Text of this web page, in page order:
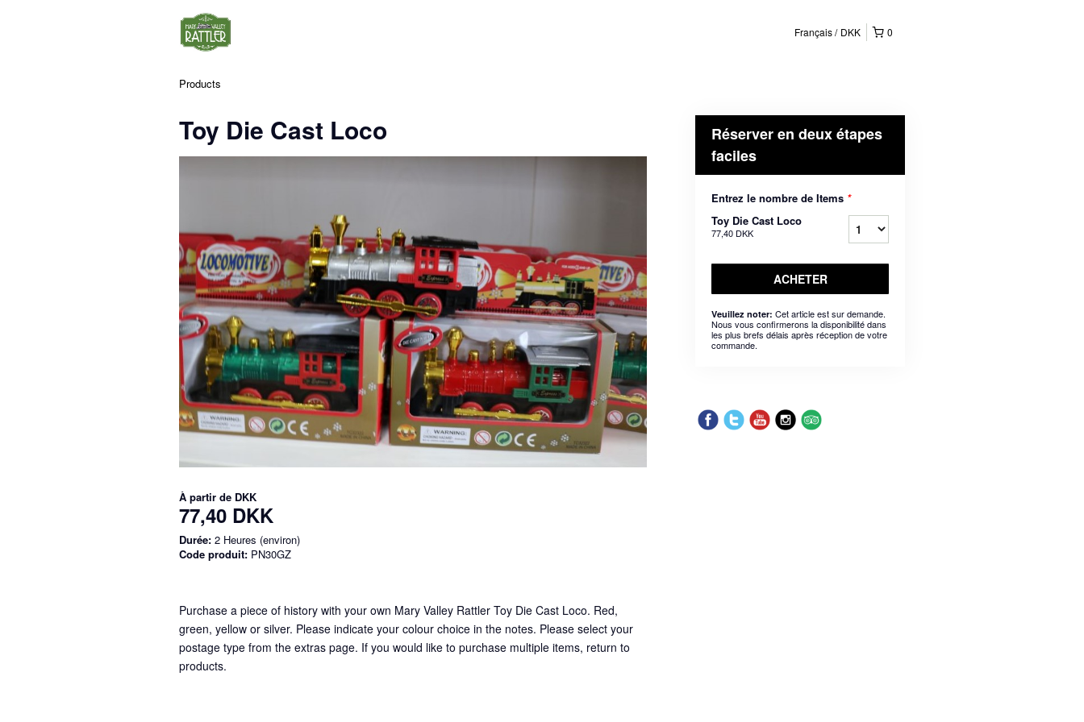
0
Français DKK
Products
Toy Die Cast Loco
À partir de DKK
77,40 DKK
Durée: 2 Heures (environ)
Code produit: PN30GZ
Purchase a piece of history with your own Mary Valley Rattler Toy Die Cast Loco. Red,
green, yellow or silver. Please indicate your colour choice in the notes. Please select your
postage type from the extras page. If you would like to purchase multiple items, return to
products.
Réserver en deux étapes
faciles
Entrez le nombre de Items *
Toy Die Cast Loco
77,40 DKK
ACHETER
Veuillez noter: Cet article est sur demande.
Nous vous confirmerons la disponibilité dans
les plus brefs délais après réception de votre
commande.